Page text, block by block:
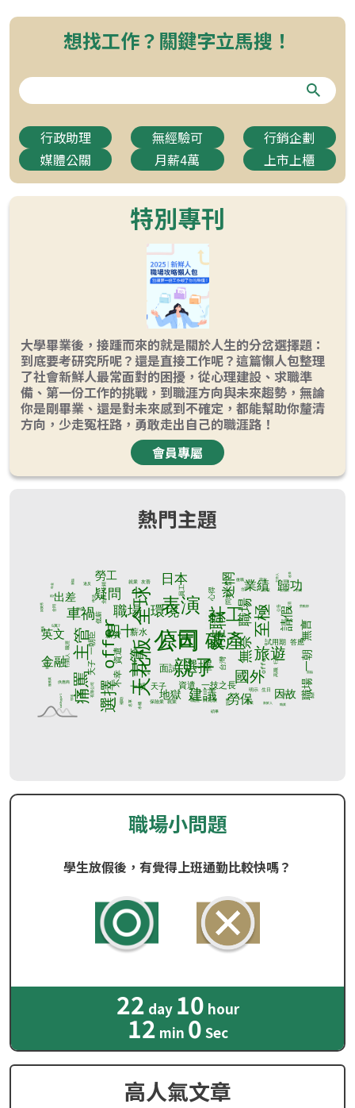
想找工作？關鍵字立馬搜！
行政助理 無經驗可
行銷企劃
媒體公關
月薪4萬 上市上櫃
特別專刊
大學畢業後，接踵而來的就是關於人生的分岔選擇題：
到底要考研究所呢？還是直接工作呢？這篇懶人包整理
了社會新鮮人最常面對的困擾，從心理建設、求職準
備、第一份工作的挑戰，到職涯方向與未來趨勢，無論
你是剛畢業、還是對未來感到不確定，都能幫助你釐清
方向，少走冤枉路，勇敢走出自己的職涯路！
會員專屬
熱門主題
職場小問題
學生放假後，有覺得上班通勤比較快嗎？
22 day 10 hour
11min59Sec
高人氣文章